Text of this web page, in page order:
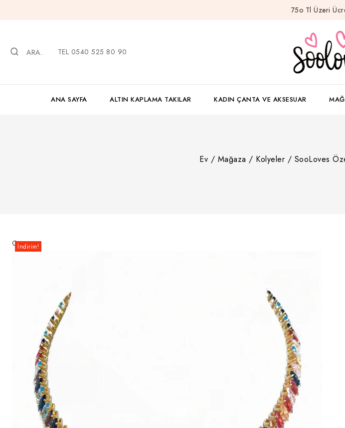
75o Tl Üzeri
ARA.. TEL 0540 525 80 90
ANA SAYFA ALTIN KAPLAMA TAKILAR KADIN ÇANTA VE AKSESUAR
Ev / Mağaza / Kolyeler / SooLoves
İndirim!
🔍